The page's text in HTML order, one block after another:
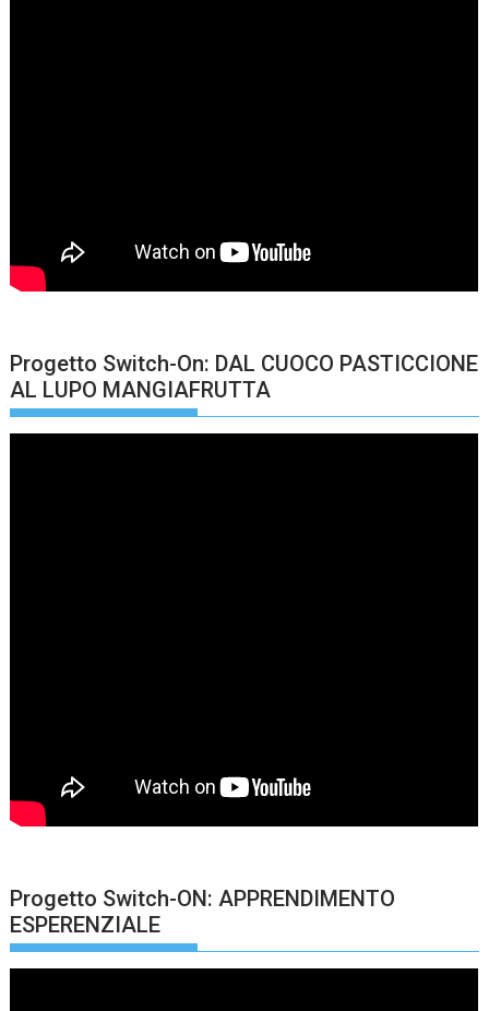
Progetto Switch-On: DAL CUOCO PASTICCIONE
AL LUPO MANGIAFRUTTA
Progetto Switch-ON: APPRENDIMENTO
ESPERENZIALE